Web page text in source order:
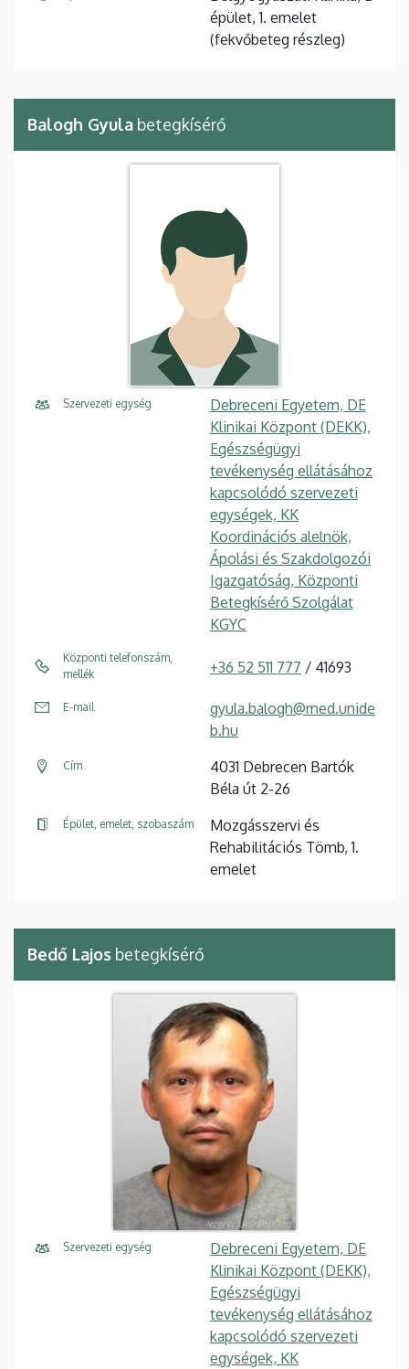
épület, 1. emelet
(fekvőbeteg részleg)
Balogh Gyula betegkísérő
Szervezeti egység
Debreceni Egyetem, DE
Klinikai Központ (DEKK),
Egészségügyi
tevékenység ellátásához
kapcsolódó szervezeti
egységek, KK
Koordinációs alelnök,
Ápolási és Szakdolgozói
Igazgatóság, Központi
Betegkísérő Szolgálat
KGYC
Központi telefonszám,
mellék
+36 52 511 777 / 41693
E-mail
gyula.balogh@med.unide
b.hu
Cím
4031 Debrecen Bartók
Béla út 2-26
Épület, emelet, szobaszám
Mozgásszervi és
Rehabilitációs Tömb, 1.
emelet
Bedő Lajos betegkísérő
Szervezeti egység
Debreceni Egyetem, DE
Klinikai Központ (DEKK),
Egészségügyi
tevékenység ellátásához
kapcsolódó szervezeti
egységek, KK